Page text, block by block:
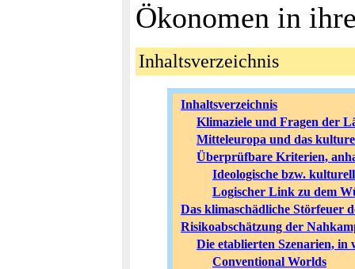
Ökonomen in
Inhaltsverzeichnis
Inhaltsverzeichnis
Klimaziele und Fragen der
Mitteleuropa und das
Überprüfbare Kriterien,
Ideologische bzw.
Logischer Link zu dem
Das klimaschädliche Störfeuer
Risikoabschätzung der
Die etablierten Szenarien, in
Conventional Worlds